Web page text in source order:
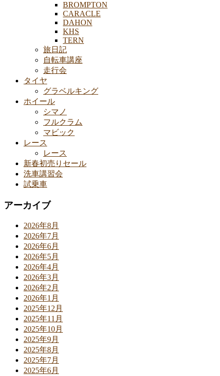
BROMPTON
CARACLE
DAHON
KHS
TERN
旅日記
自転車講座
走行会
タイヤ
グラベルキング
ホイール
シマノ
フルクラム
マビック
レース
レース
新春初売りセール
洗車講習会
試乗車
アーカイブ
2026年8月
2026年7月
2026年6月
2026年5月
2026年4月
2026年3月
2026年2月
2026年1月
2025年12月
2025年11月
2025年10月
2025年9月
2025年8月
2025年7月
2025年6月